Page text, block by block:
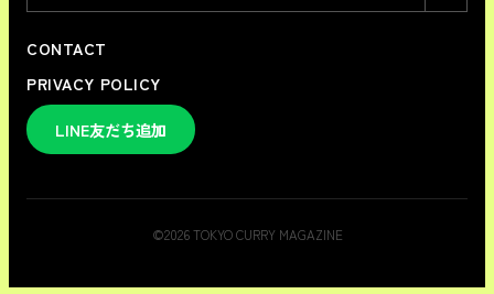
CONTACT
PRIVACY POLICY
LINE友だち追加
©2026TOKYO CURRY MAGAZINE